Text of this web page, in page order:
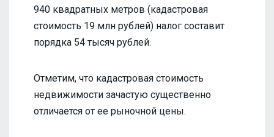
940 квадратных метров (кадастровая
стоимость 19 млн рублей) налог составит
порядка 54 тысяч рублей.
Отметим, что кадастровая стоимость
недвижимости зачастую существенно
отличается от ее рыночной цены.